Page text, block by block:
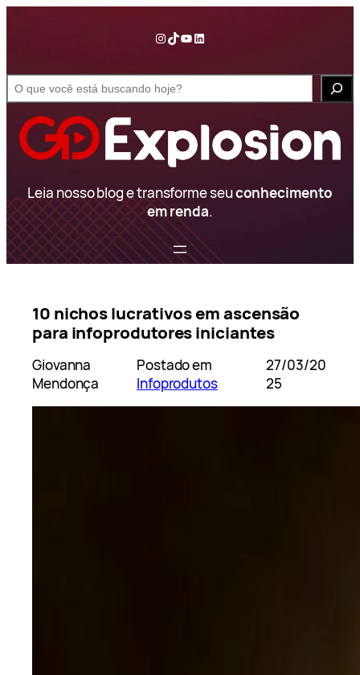
conteúdo
InstagramTikTok YouTube LinkedIn
e
Leia nosso blog e transforme seuconhecimento
em renda.
10 nichos lucrativos em ascensão
para infoprodutores iniciantes
Giovanna
Mendonça
Postado em
Infoprodutos
27/03/20
25